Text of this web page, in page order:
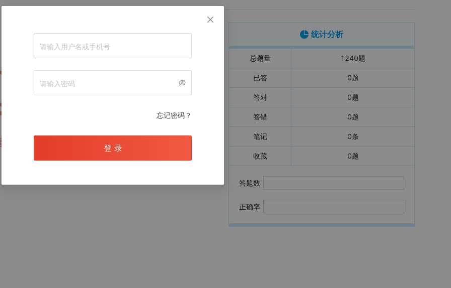
后查看
统计分析
总题量 1240题
已答 0题
答对 0题
答错 0题
笔记 0条
收藏 0题
答题数
正确率
。
用时 得分 重做
忘记密码？
登 录